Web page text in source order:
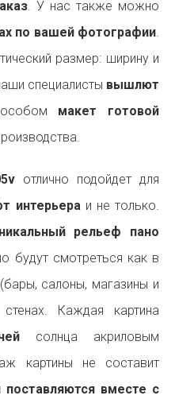
. У нас также можно
по вашей фотографии.
размер: ширину и
специалисты вышлют
макет готовой
отлично подойдет для
интерьераи не только.
рельеф пано
будут смотреться как в
салоны, магазины и
Каждая картина
солнца акриловым
картины не составит
поставляются вместе с